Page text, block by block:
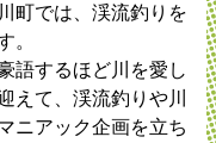
町では、渓流釣りを
。
語するほど川を愛し
えて、渓流釣りや川
ニアック企画を立ち